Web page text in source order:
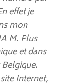
effet je
mon
M. Plus
et dans
.
Internet,